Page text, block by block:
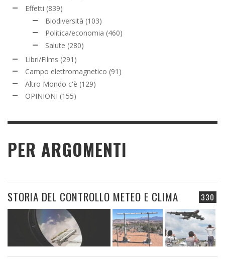
Effetti (839)
Biodiversità (103)
Politica/economia (460)
Salute (280)
Libri/Films (291)
Campo elettromagnetico (91)
Altro Mondo c'è (129)
OPINIONI (155)
PER ARGOMENTI
330
STORIA DEL CONTROLLO METEO E CLIMA